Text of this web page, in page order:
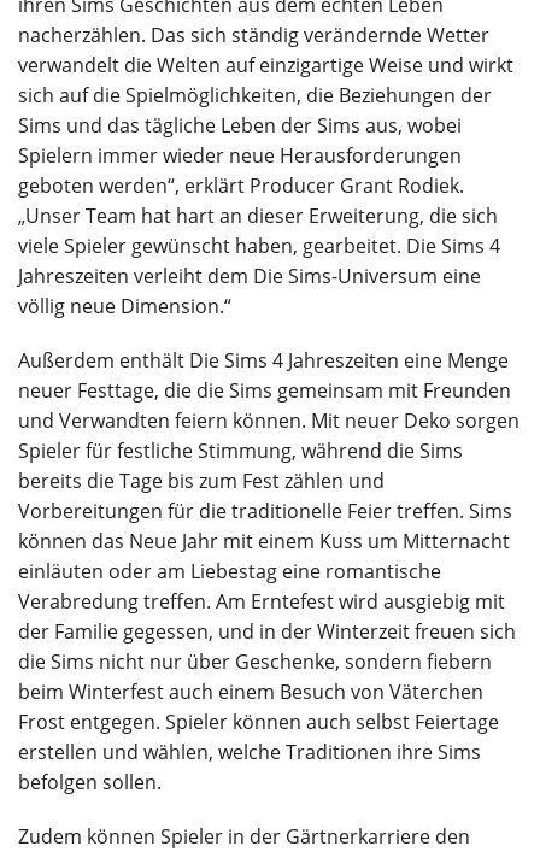
nacherzählen. Das sich ständig verändernde Wetter
verwandelt die Welten auf einzigartige Weise und wirkt
sich auf die Spielmöglichkeiten, die Beziehungen der
Sims und das tägliche Leben der Sims aus, wobei
Spielern immer wieder neue Herausforderungen
geboten werden“, erklärt Producer Grant Rodiek.
„Unser Team hat hart an dieser Erweiterung, die sich
viele Spieler gewünscht haben, gearbeitet. Die Sims 4
Jahreszeiten verleiht dem Die Sims-Universum eine
völlig neue Dimension.“
Außerdem enthält Die Sims 4 Jahreszeiten eine Menge
neuer Festtage, die die Sims gemeinsam mit Freunden
und Verwandten feiern können. Mit neuer Deko sorgen
Spieler für festliche Stimmung, während die Sims
bereits die Tage bis zum Fest zählen und
Vorbereitungen für die traditionelle Feier treffen. Sims
können das Neue Jahr mit einem Kuss um Mitternacht
einläuten oder am Liebestag eine romantische
Verabredung treffen. Am Erntefest wird ausgiebig mit
der Familie gegessen, und in der Winterzeit freuen sich
die Sims nicht nur über Geschenke, sondern fiebern
beim Winterfest auch einem Besuch von Väterchen
Frost entgegen. Spieler können auch selbst Feiertage
erstellen und wählen, welche Traditionen ihre Sims
befolgen sollen.
Zudem können Spieler in der Gärtnerkarriere den